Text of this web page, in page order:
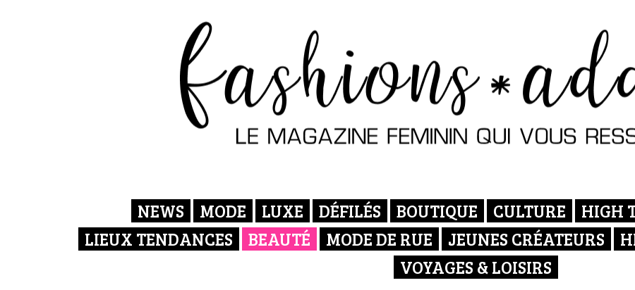
NEWS MODE LUXE DÉFILÉS BOUTIQUE CULTURE HIGH
LIEUX TENDANCES
BEAUTÉ MODE DE RUE JEUNES CRÉATEURS
VOYAGES & LOISIRS